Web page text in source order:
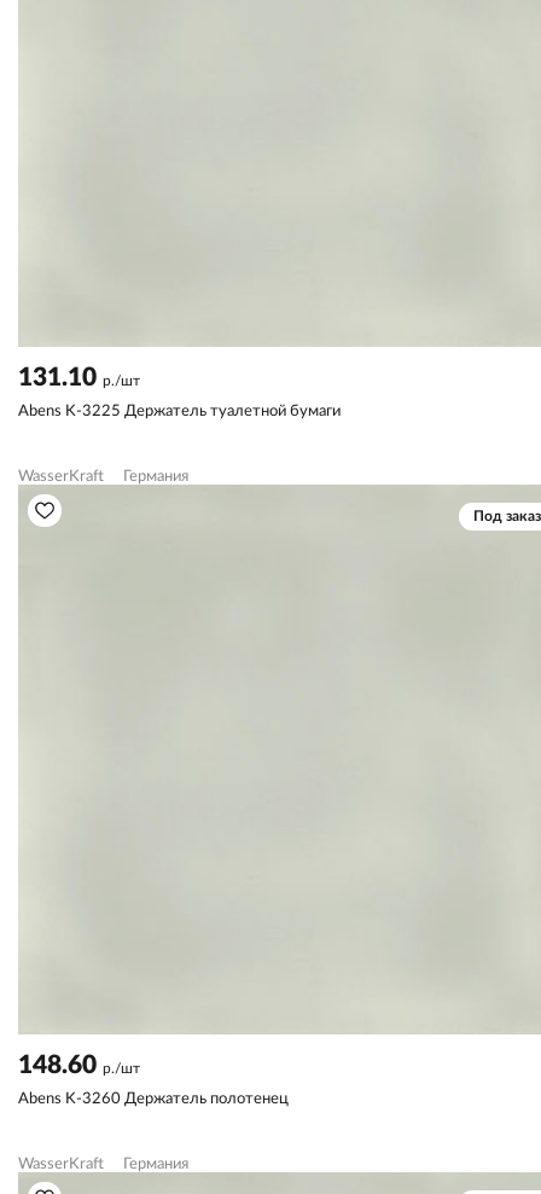
131.10 р./шт
Abens K-3225 Держатель туалетной бумаги
WasserKraft Германия
Под заказ
148.60 р./шт
Abens K-3260 Держатель полотенец
WasserKraft Германия